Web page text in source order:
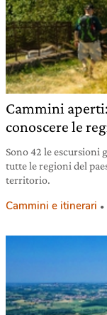
Cammini
conoscere le
Sono 42 le escursioni
tutte le regioni del
territorio.
Cammini e itinerari